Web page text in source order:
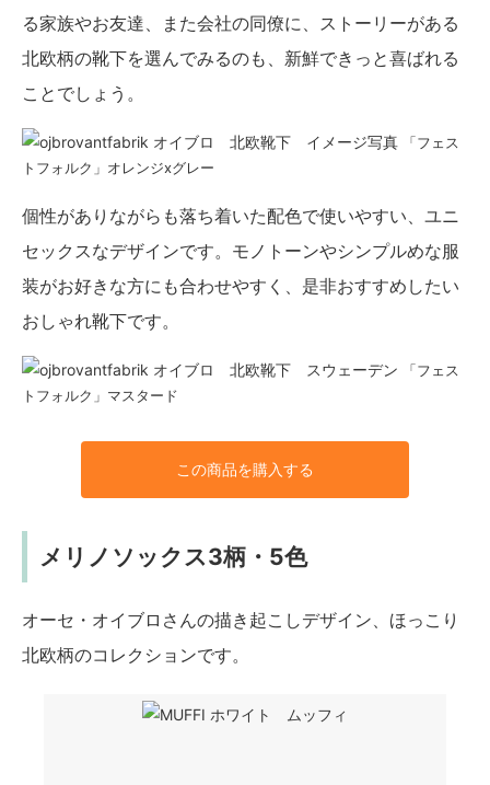
る家族やお友達、また会社の同僚に、ストーリーがある
北欧柄の靴下を選んでみるのも、新鮮できっと喜ばれる
ことでしょう。
「フェス
トフォルク」オレンジxグレー
個性がありながらも落ち着いた配色で使いやすい、ユニ
セックスなデザインです。モノトーンやシンプルめな服
装がお好きな方にも合わせやすく、是非おすすめしたい
おしゃれ靴下です。
「フェス
トフォルク」マスタード
この商品を購入する
メリノソックス3柄・5色
オーセ・オイブロさんの描き起こしデザイン、ほっこり
北欧柄のコレクションです。